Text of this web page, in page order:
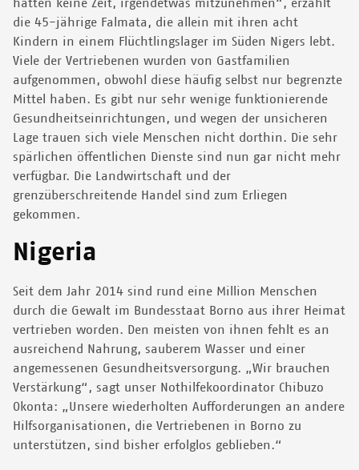
hatten keine Zeit, irgendetwas mitzunehmen“, erzählt
die 45-jährige Falmata, die allein mit ihren acht
Kindern in einem Flüchtlingslager im Süden Nigers lebt.
Viele der Vertriebenen wurden von Gastfamilien
aufgenommen, obwohl diese häufig selbst nur begrenzte
Mittel haben. Es gibt nur sehr wenige funktionierende
Gesundheitseinrichtungen, und wegen der unsicheren
Lage trauen sich viele Menschen nicht dorthin. Die sehr
spärlichen öffentlichen Dienste sind nun gar nicht mehr
verfügbar. Die Landwirtschaft und der
grenzüberschreitende Handel sind zum Erliegen
gekommen.
Nigeria
Seit dem Jahr 2014 sind rund eine Million Menschen
durch die Gewalt im Bundesstaat Borno aus ihrer Heimat
vertrieben worden. Den meisten von ihnen fehlt es an
ausreichend Nahrung, sauberem Wasser und einer
angemessenen Gesundheitsversorgung. „Wir brauchen
Verstärkung“, sagt unser Nothilfekoordinator Chibuzo
Okonta: „Unsere wiederholten Aufforderungen an andere
Hilfsorganisationen, die Vertriebenen in Borno zu
unterstützen, sind bisher erfolglos geblieben.“